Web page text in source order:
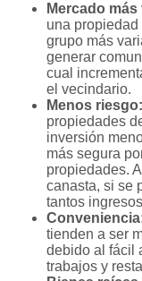
Mercado
una
grupo más
generar
cual
el vecindario.
Menos riesgo:
propiedades
inversión
más segura
propiedades.
canasta, si se
tantos
tienden a ser
debido al fácil
trabajos y